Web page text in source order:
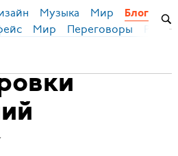
Музыка Мир
Блог
Мир Переговоры